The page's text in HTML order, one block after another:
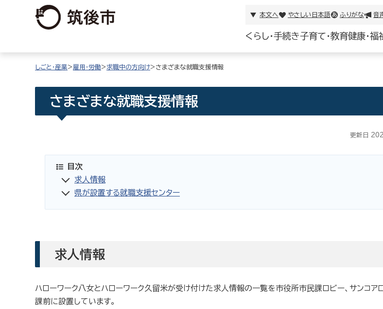
本文へ やさしい日本語 ふりがな 音
くらし・手続き子育て・教育健康・福
しごと・産業>雇用・労働>求職中の方向け>さまざまな就職支援情報
さまざまな就職支援情報
更新日
目次
求人情報
県が設置する就職支援センター
求人情報
ハローワーク八女とハローワーク久留米が受け付けた求人情報の一覧を市役所市民課ロビー、サンコア
課前に設置しています。